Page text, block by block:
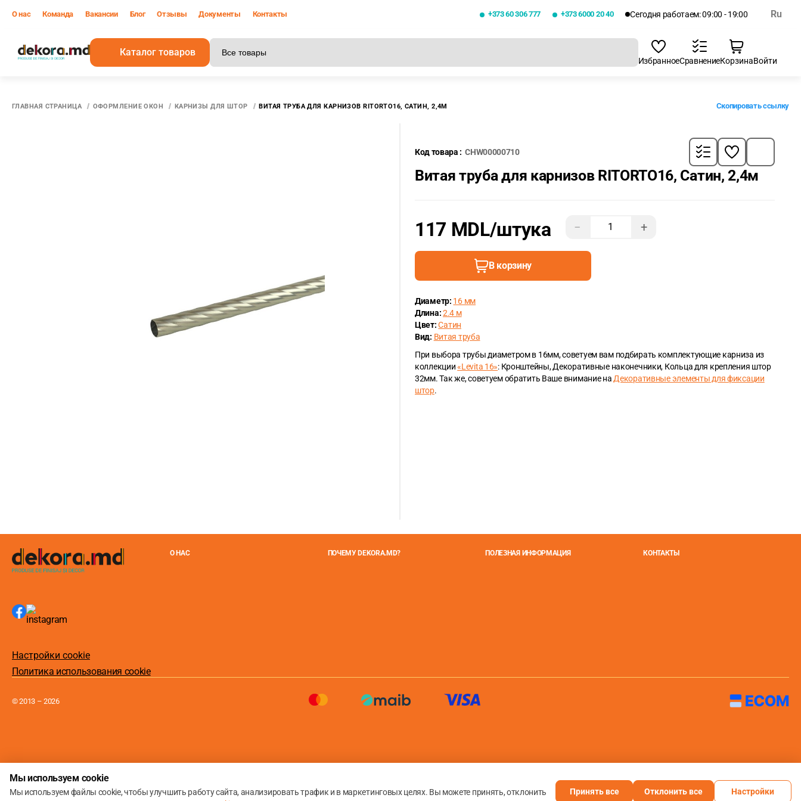
О нас Команда Вакансии Блог Отзывы Документы Контакты +373 60 306 777 +373 6000 20 40 Сегодня работаем: 09:00 - 19:00 Ru
Каталог товаров
ИзбранноеСравнениеКорзинаВойти
ГЛАВНАЯ СТРАНИЦА ОФОРМЛЕНИЕ ОКОН КАРНИЗЫ ДЛЯ ШТОР ВИТАЯ ТРУБА ДЛЯ КАРНИЗОВ RITORTO16, САТИН, 2,4М Скопировать ссылку
Код товара : CHW00000710
Витая труба для карнизов RITORTO16, Сатин, 2,4м
117 MDL/штука − +
В корзину
Диаметр: 16 мм
Длина:2.4 м
Цвет: Сатин
Вид: Витая труба
При выбора трубы диаметром в 16мм, советуем вам подбирать комплектующие карниза из
коллекции«Levita 16»: Кронштейны, Декоративные наконечники, Кольца для крепления штор
32мм. Так же, советуем обратить Ваше внимание на Декоративные элементы для фиксации
штор.
О НАС ПОЧЕМУ DEKORA.MD? ПОЛЕЗНАЯ ИНФОРМАЦИЯ КОНТАКТЫ
Настройки cookie
Политика использования cookie
© 2013 – 2026
Мы используем cookie
Мы используем файлы cookie, чтобы улучшить работу сайта, анализировать трафик и в маркетинговых целях. Вы можете принять, отклонить
Принять все Отклонить все Настройки